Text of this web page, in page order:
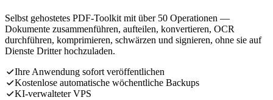
Selbst gehostetes PDF-Toolkit mit über 50 Operationen —
Dokumente zusammenführen, aufteilen, konvertieren, OCR
durchführen, komprimieren, schwärzen und signieren, ohne sie auf
Dienste Dritter hochzuladen.
Ihre Anwendung sofort veröffentlichen
Kostenlose automatische wöchentliche Backups
KI-verwalteter VPS